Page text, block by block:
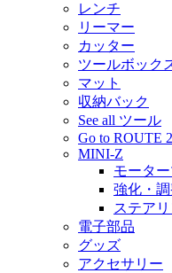
レンチ
リーマー
カッター
ツールボック
マット
収納バック
See all ツール
Go to ROUTE
MINI-Z
モータ
強化・
ステア
電子部品
グッズ
アクセサリー